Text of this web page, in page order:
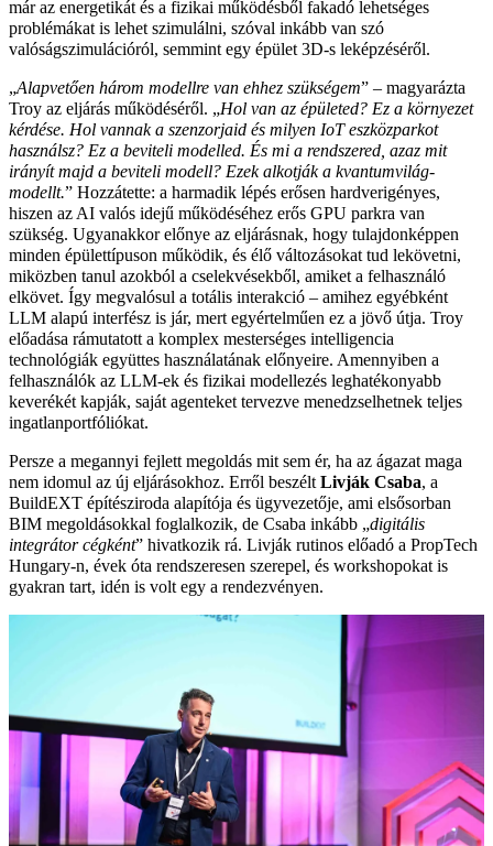
már az energetikát és a fizikai működésből fakadó lehetséges
problémákat is lehet szimulálni, szóval inkább van szó
valóságszimulációról, semmint egy épület 3D-s leképzéséről.
„Alapvetően három modellre van ehhez szükségem” – magyarázta
Troy az eljárás működéséről. „Hol van az épületed? Ez a környezet
kérdése. Hol vannak a szenzorjaid és milyen IoT eszközparkot
használsz? Ez a beviteli modelled. És mi a rendszered, azaz mit
irányít majd a beviteli modell? Ezek alkotják a kvantumvilág-
modellt.” Hozzátette: a harmadik lépés erősen hardverigényes,
hiszen az AI valós idejű működéséhez erős GPU parkra van
szükség. Ugyanakkor előnye az eljárásnak, hogy tulajdonképpen
minden épülettípuson működik, és élő változásokat tud lekövetni,
miközben tanul azokból a cselekvésekből, amiket a felhasználó
elkövet. Így megvalósul a totális interakció – amihez egyébként
LLM alapú interfész is jár, mert egyértelműen ez a jövő útja. Troy
előadása rámutatott a komplex mesterséges intelligencia
technológiák együttes használatának előnyeire. Amennyiben a
felhasználók az LLM-ek és fizikai modellezés leghatékonyabb
keverékét kapják, saját agenteket tervezve menedzselhetnek teljes
ingatlanportfóliókat.
Persze a megannyi fejlett megoldás mit sem ér, ha az ágazat maga
nem idomul az új eljárásokhoz. Erről beszélt Livják Csaba, a
BuildEXT építésziroda alapítója és ügyvezetője, ami elsősorban
BIM megoldásokkal foglalkozik, de Csaba inkább „digitális
integrátor cégként” hivatkozik rá. Livják rutinos előadó a PropTech
Hungary-n, évek óta rendszeresen szerepel, és workshopokat is
gyakran tart, idén is volt egy a rendezvényen.